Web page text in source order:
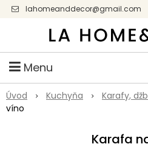
lahomeanddecor@gmail.com
Facebook
Menu
Úvod Kuchyňa Karafy,
víno
Karafa